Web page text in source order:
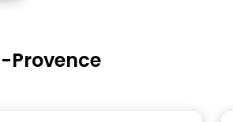
Provence